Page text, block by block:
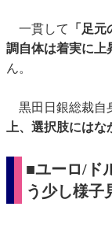
一貫して
「足
調自体は着実に上
ん。
黒田日銀総裁自
上、選択肢にはな
■ユーロ/ド
う少し様子